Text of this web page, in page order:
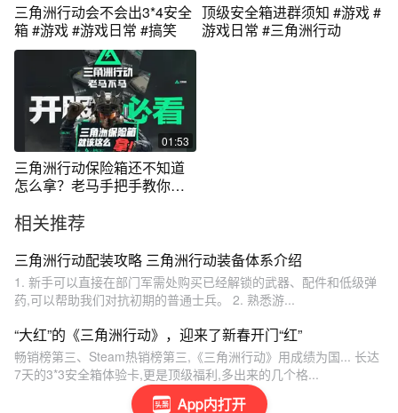
App内打开
三角洲行动会不会出3*4安全
箱 #游戏 #游戏日常 #搞笑
顶级安全箱进群须知 #游戏 #
游戏日常 #三角洲行动
01:53
三角洲行动保险箱还不知道
怎么拿？老马手把手教你啊
相关推荐
三角洲行动配装攻略 三角洲行动装备体系介绍
1. 新手可以直接在部门军需处购买已经解锁的武器、配件和低级弹
药,可以帮助我们对抗初期的普通士兵。 2. 熟悉游...
“大红”的《三角洲行动》，迎来了新春开门“红”
畅销榜第三、Steam热销榜第三,《三角洲行动》用成绩为国... 长达
7天的3*3安全箱体验卡,更是顶级福利,多出来的几个格...